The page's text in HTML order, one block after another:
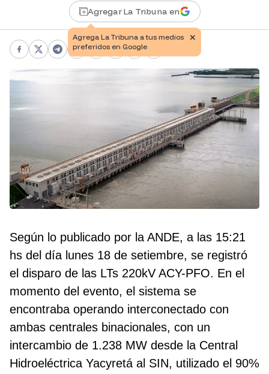
Agregar La Tribuna en
Facebook
X Telegram
WhatsApp
Pinterest
LinkedIn
PrintCopy link
Según lo publicado por la ANDE, a las 15:21
hs del día lunes 18 de setiembre, se registró
el disparo de las LTs 220kV ACY-PFO. En el
momento del evento, el sistema se
encontraba operando interconectado con
ambas centrales binacionales, con un
intercambio de 1.238 MW desde la Central
Hidroeléctrica Yacyretá al SIN, utilizado el 90%